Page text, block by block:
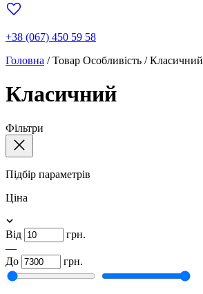
+38 (067) 450 59 58
Головна /Товар Особливість /Класичний
Класичний
Фільтри
Підбір параметрів
Ціна
Від
грн.
—
До
грн.